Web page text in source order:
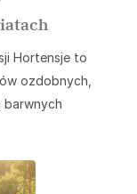
Hortensje to
ozdobnych,